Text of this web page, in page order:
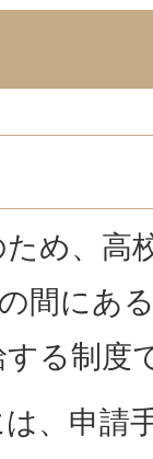
め、高
間にあ
る制度
、申請